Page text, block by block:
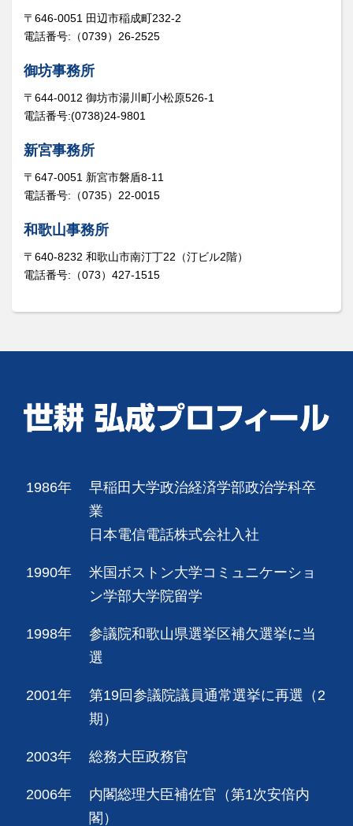
〒646-0051 田辺市稲成町232-2
電話番号:（0739）26-2525
御坊事務所
〒644-0012 御坊市湯川町小松原526-1
電話番号:(0738)24-9801
新宮事務所
〒647-0051 新宮市磐盾8-11
電話番号:（0735）22-0015
和歌山事務所
〒640-8232 和歌山市南汀丁22（汀ビル2階）
電話番号:（073）427-1515
1986年
早稲田大学政治経済学部政治学科卒
業
日本電信電話株式会社入社
1990年
米国ボストン大学コミュニケーショ
ン学部大学院留学
1998年
参議院和歌山県選挙区補欠選挙に当
選
2001年
第19回参議院議員通常選挙に再選（2
期）
2003年 総務大臣政務官
2006年
内閣総理大臣補佐官（第1次安倍内
閣）